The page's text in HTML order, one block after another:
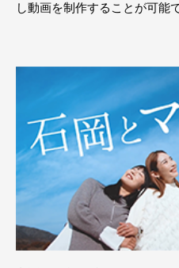
し動画を制作することが可能